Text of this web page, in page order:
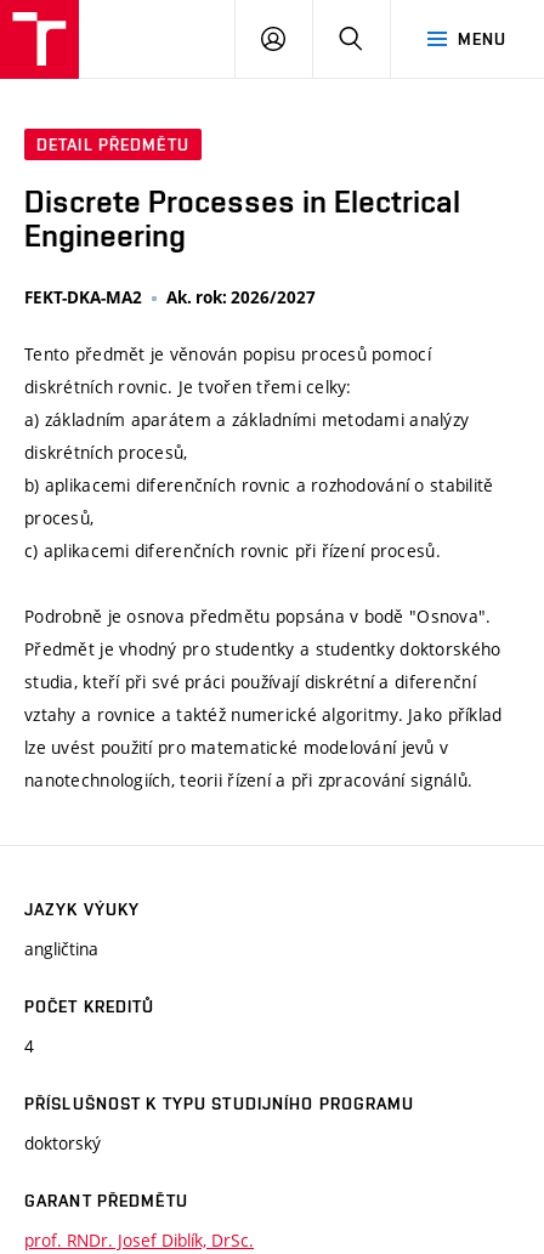
MENU
PŘIHLÁSIT
DETAIL PŘEDMĚTU
Discrete Processes in Electrical
Engineering
FEKT-DKA-MA2 Ak. rok: 2026/2027
Tento předmět je věnován popisu procesů pomocí
diskrétních rovnic. Je tvořen třemi celky:
a) základním aparátem a základními metodami analýzy
diskrétních procesů,
b) aplikacemi diferenčních rovnic a rozhodování o stabilitě
procesů,
c) aplikacemi diferenčních rovnic při řízení procesů.
Podrobně je osnova předmětu popsána v bodě "Osnova".
Předmět je vhodný pro studentky a studentky doktorského
studia, kteří při své práci používají diskrétní a diferenční
vztahy a rovnice a taktéž numerické algoritmy. Jako příklad
lze uvést použití pro matematické modelování jevů v
nanotechnologiích, teorii řízení a při zpracování signálů.
JAZYK VÝUKY
angličtina
POČET KREDITŮ
4
PŘÍSLUŠNOST K TYPU STUDIJNÍHO PROGRAMU
doktorský
GARANT PŘEDMĚTU
prof. RNDr. Josef Diblík, DrSc.